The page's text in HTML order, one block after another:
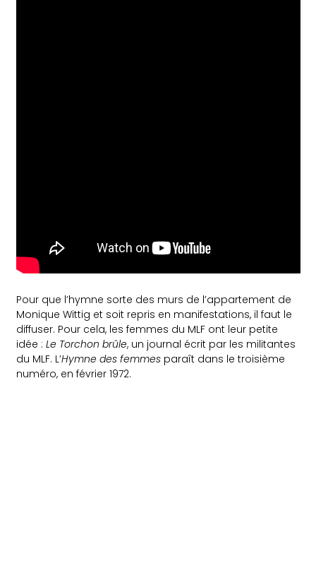
Pour que l’hymne sorte des murs de l’appartement de
Monique Wittig et soit repris en manifestations, il faut le
diffuser. Pour cela, les femmes du MLF ont leur petite
idée :Le Torchon brûle, un journal écrit par les militantes
du MLF. L’Hymne des femmes paraît dans le troisième
numéro, en février 1972.